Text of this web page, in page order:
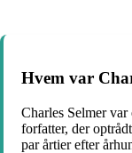
Hvem var
Charles Selmer
forfatter, der
par årtier efter